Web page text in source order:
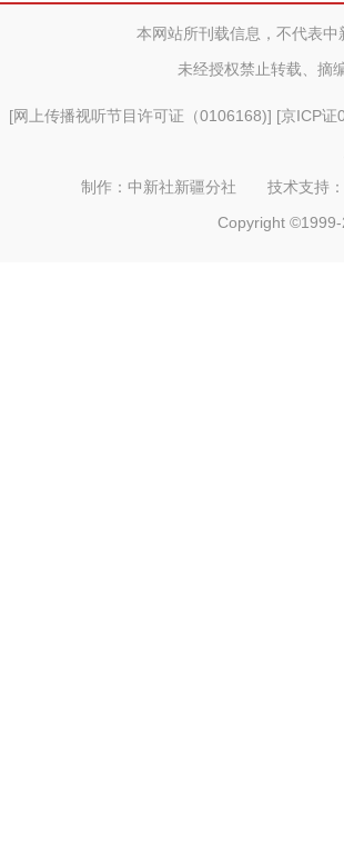
本网站所刊载信息，不代表
未经授权禁止转载、摘
[网上传播视听节目许可证（0106168)] [京ICP证
制作：中新社新疆分社 技术支
Copyright